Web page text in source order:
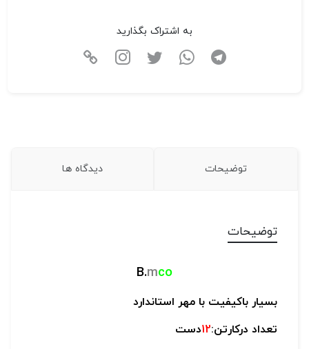
به اشتراک بگذارید
توضیحات دیدگاه ها
توضیحات
B.mco
بسیار باکیفیت با مهر استاندارد
تعداد درکارتن:12دست